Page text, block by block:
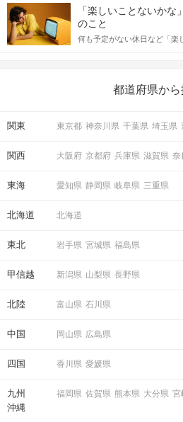
合にどのような行動に繋げ
しかし、中には「どう誘っ
っしゃるのではないでしょ
送るLINEでのデートの誘い方
えながら解説するので、ぜひ
「楽しいことないか
のこと
何も予定がない休日など「楽
の楽しいことアイデアを集め
都道府県から
関東 東京都 神奈川県 千葉県 埼玉県
関西 大阪府 京都府 兵庫県 滋賀県 奈
東海 愛知県 静岡県 岐阜県 三重県
北海道 北海道
東北 岩手県 宮城県 福島県
甲信越 新潟県 山梨県 長野県
北陸 富山県 石川県
中国 岡山県 広島県
四国 香川県 愛媛県
九州
沖縄
福岡県 佐賀県 熊本県 大分県 宮